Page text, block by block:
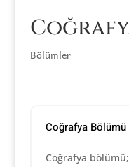
Bölümler
Coğrafya Bölümü
Coğrafya